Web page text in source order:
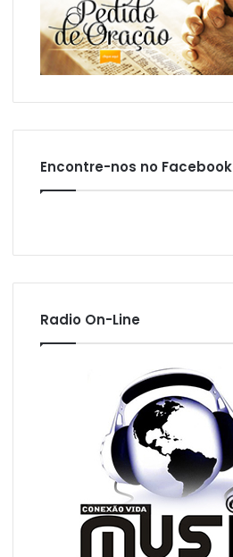
Encontre-nos no Facebook
Radio On-Line